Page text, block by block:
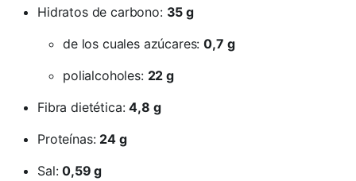
Hidratos de carbono: 35 g
de los cuales azúcares:0,7 g
polialcoholes: 22 g
Fibra dietética:4,8 g
Proteínas: 24 g
Sal:0,59 g